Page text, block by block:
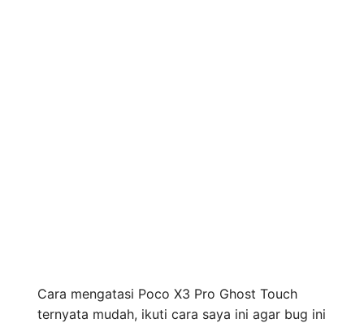
Cara mengatasi Poco X3 Pro Ghost Touch
ternyata mudah, ikuti cara saya ini agar bug ini